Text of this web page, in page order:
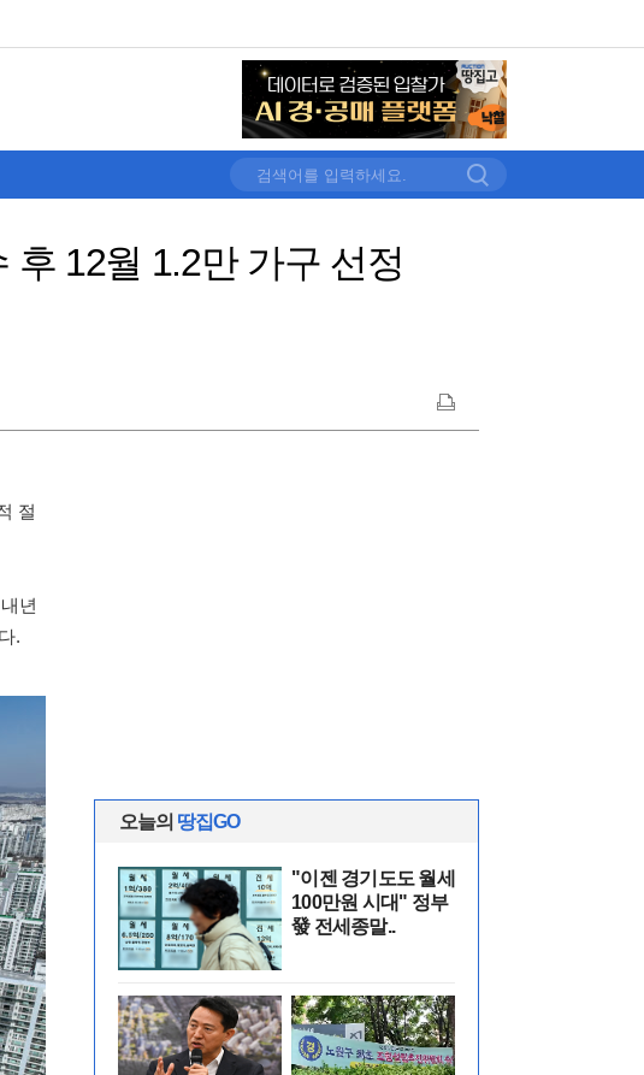
후 12월 1.2만 가구 선정
절
년
.
오늘의 땅집GO
"이젠 경기도도 월세
100만원 시대" 정부
發 전세종말..